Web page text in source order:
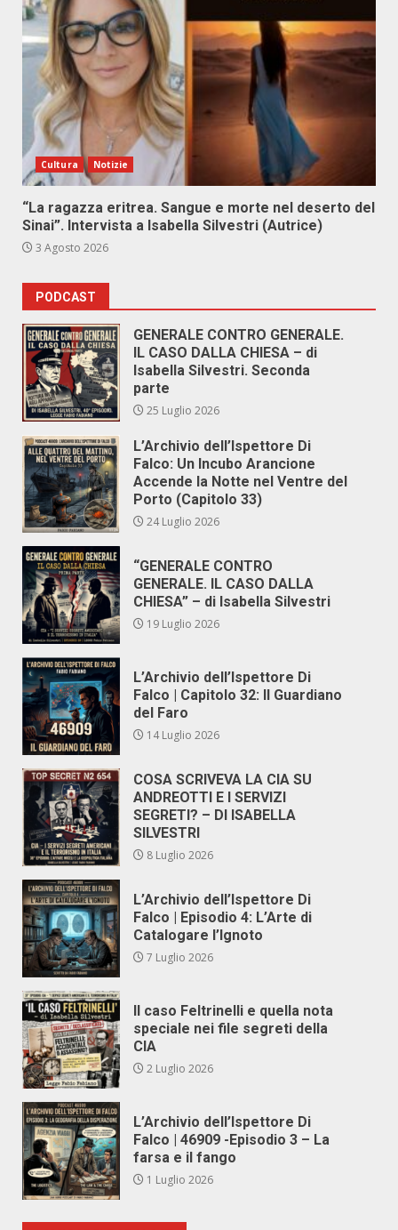
Cultura Notizie
“La ragazza eritrea. Sangue e morte nel deserto del
Sinai”. Intervista a Isabella Silvestri (Autrice)
3 Agosto 2026
PODCAST
GENERALE CONTRO GENERALE.
IL CASO DALLA CHIESA – di
Isabella Silvestri. Seconda
parte
25 Luglio 2026
L’Archivio dell’Ispettore Di
Falco: Un Incubo Arancione
Accende la Notte nel Ventre del
Porto (Capitolo 33)
24 Luglio 2026
“GENERALE CONTRO
GENERALE. IL CASO DALLA
CHIESA” – di Isabella Silvestri
19 Luglio 2026
L’Archivio dell’Ispettore Di
Falco | Capitolo 32: Il Guardiano
del Faro
14 Luglio 2026
COSA SCRIVEVA LA CIA SU
ANDREOTTI E I SERVIZI
SEGRETI? – DI ISABELLA
SILVESTRI
8 Luglio 2026
L’Archivio dell’Ispettore Di
Falco | Episodio 4: L’Arte di
Catalogare l’Ignoto
7 Luglio 2026
Il caso Feltrinelli e quella nota
speciale nei file segreti della
CIA
2 Luglio 2026
L’Archivio dell’Ispettore Di
Falco | 46909 -Episodio 3 – La
farsa e il fango
1 Luglio 2026